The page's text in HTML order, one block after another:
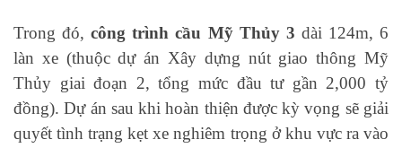
Trong đó,công trình cầu Mỹ Thủy 3 dài 124m, 6
làn xe (thuộc dự án Xây dựng nút giao thông Mỹ
Thủy giai đoạn 2, tổng mức đầu tư gần 2,000 tỷ
đồng). Dự án sau khi hoàn thiện được kỳ vọng sẽ giải
quyết tình trạng kẹt xe nghiêm trọng ở khu vực ra vào